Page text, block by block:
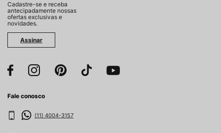
Cadastre-se e receba
antecipadamente nossas
ofertas exclusivas e
novidades.
Assinar
Fale conosco
(11) 4004-3157